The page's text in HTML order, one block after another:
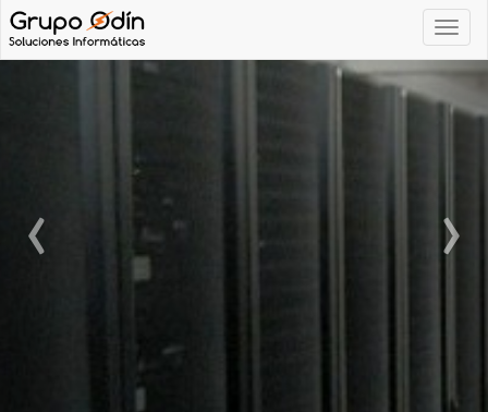
Navegar
‹ ›